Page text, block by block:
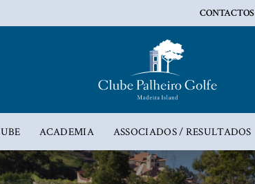
CONTACTOS
ACADEMIA ASSOCIADOS / RESULTADOS